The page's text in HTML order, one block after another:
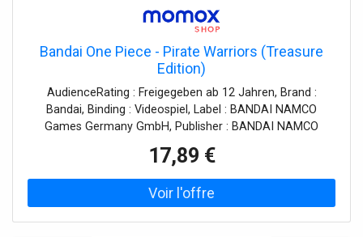
Bandai One Piece - Pirate Warriors (Treasure
Edition)
AudienceRating : Freigegeben ab 12 Jahren, Brand :
Bandai, Binding : Videospiel, Label : BANDAI NAMCO
Games Germany GmbH, Publisher : BANDAI NAMCO
Games Germany GmbH, medium : Videospiel, 0 :
Playstation 3, 0 : PlayStation 3, releaseDate : 2014-03-07,
languages : german
17,89 €